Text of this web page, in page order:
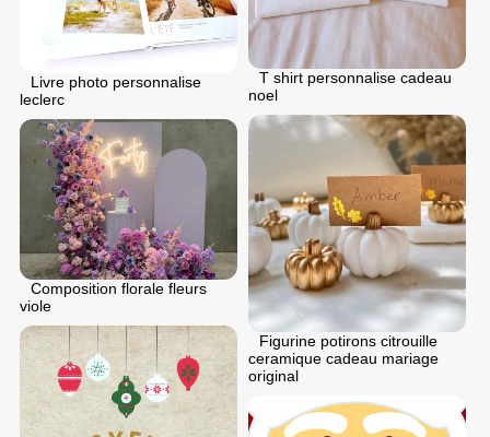
T shirt personnalise cadeau
noel
Livre photo personnalise
leclerc
Figurine potirons citrouille
ceramique cadeau mariage
original
Composition florale fleurs
viole